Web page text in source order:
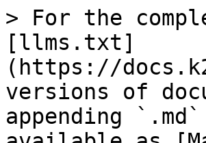
> For the
[llms.txt]
(https://
versions of
appending